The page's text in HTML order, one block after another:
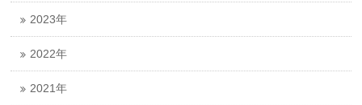
2023年
2022年
2021年